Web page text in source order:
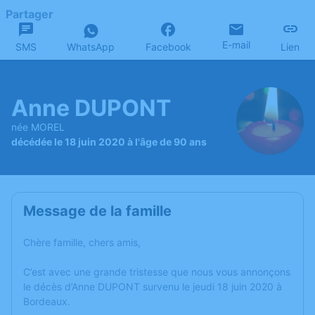
Partager
SMS WhatsApp Facebook E-mail Lien
Anne DUPONT
née MOREL
décédée le 18 juin 2020 à l'âge de 90 ans
Message de la famille
Chère famille, chers amis,
C’est avec une grande tristesse que nous vous annonçons
le décès d’Anne DUPONT survenu le jeudi 18 juin 2020 à
Bordeaux.